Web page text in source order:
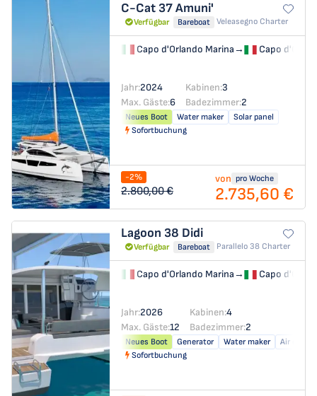
C-Cat 37Amuni'
Verfügbar Bareboat Veleasegno Charter
Capo d'Orlando Marina→ Capo
Jahr:2024 Kabinen:3
Max. Gäste:6 Badezimmer:2
Neues Boot Water maker
Solar panel
Sofortbuchung
-2%
2.800,00 €
von pro Woche
2.735,60 €
Lagoon 38 Didi
Verfügbar Bareboat Parallelo 38 Charter
Capo d'Orlando Marina→ Capo
Jahr:2026 Kabinen:4
Max. Gäste:12 Badezimmer:2
Neues Boot Generator Water maker
Air
Sofortbuchung